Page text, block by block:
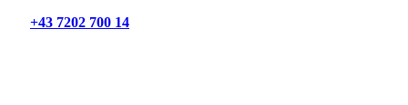
+43 7202 700 14